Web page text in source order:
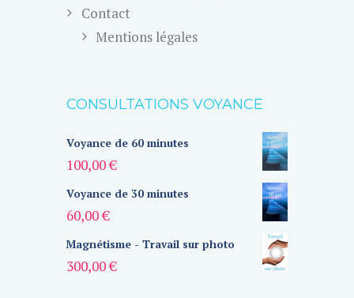
Contact
Mentions légales
CONSULTATIONS VOYANCE
Voyance de 60 minutes
100,00€
Voyance de 30 minutes
60,00€
Magnétisme - Travail sur photo
300,00€